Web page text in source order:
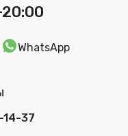
WhatsApp
14-37